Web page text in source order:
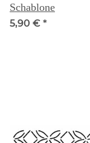
Schablone
5,90 € *